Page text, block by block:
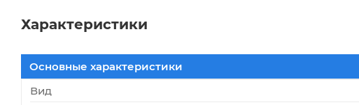
Характеристики
Основные характеристики
Вид